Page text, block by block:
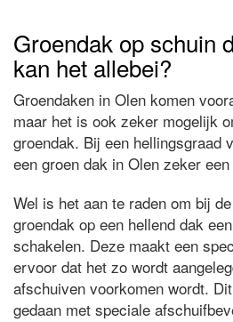
Groendak op schuin
kan het allebei?
Groendaken in Olen komen
maar het is ook zeker mogelijk
groendak. Bij een hellingsgraad
een groen dak in Olen zeker
Wel is het aan te raden om bij
groendak op een hellend dak
schakelen. Deze maakt een
ervoor dat het zo wordt
afschuiven voorkomen wordt.
gedaan met speciale